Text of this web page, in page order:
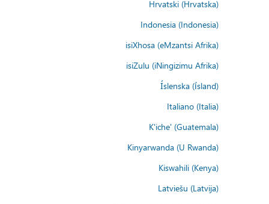
Hrvatski (Hrvatska)
Indonesia (Indonesia)
isiXhosa (eMzantsi Afrika)
isiZulu (iNingizimu Afrika)
Íslenska (ísland)
Italiano (Italia)
K'iche' (Guatemala)
Kinyarwanda (U Rwanda)
Kiswahili (Kenya)
Latviešu (Latvija)